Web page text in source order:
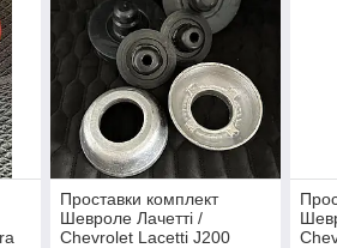
Проставки комплект
Шевроле Лачетті /
Chevrolet Lacetti J200